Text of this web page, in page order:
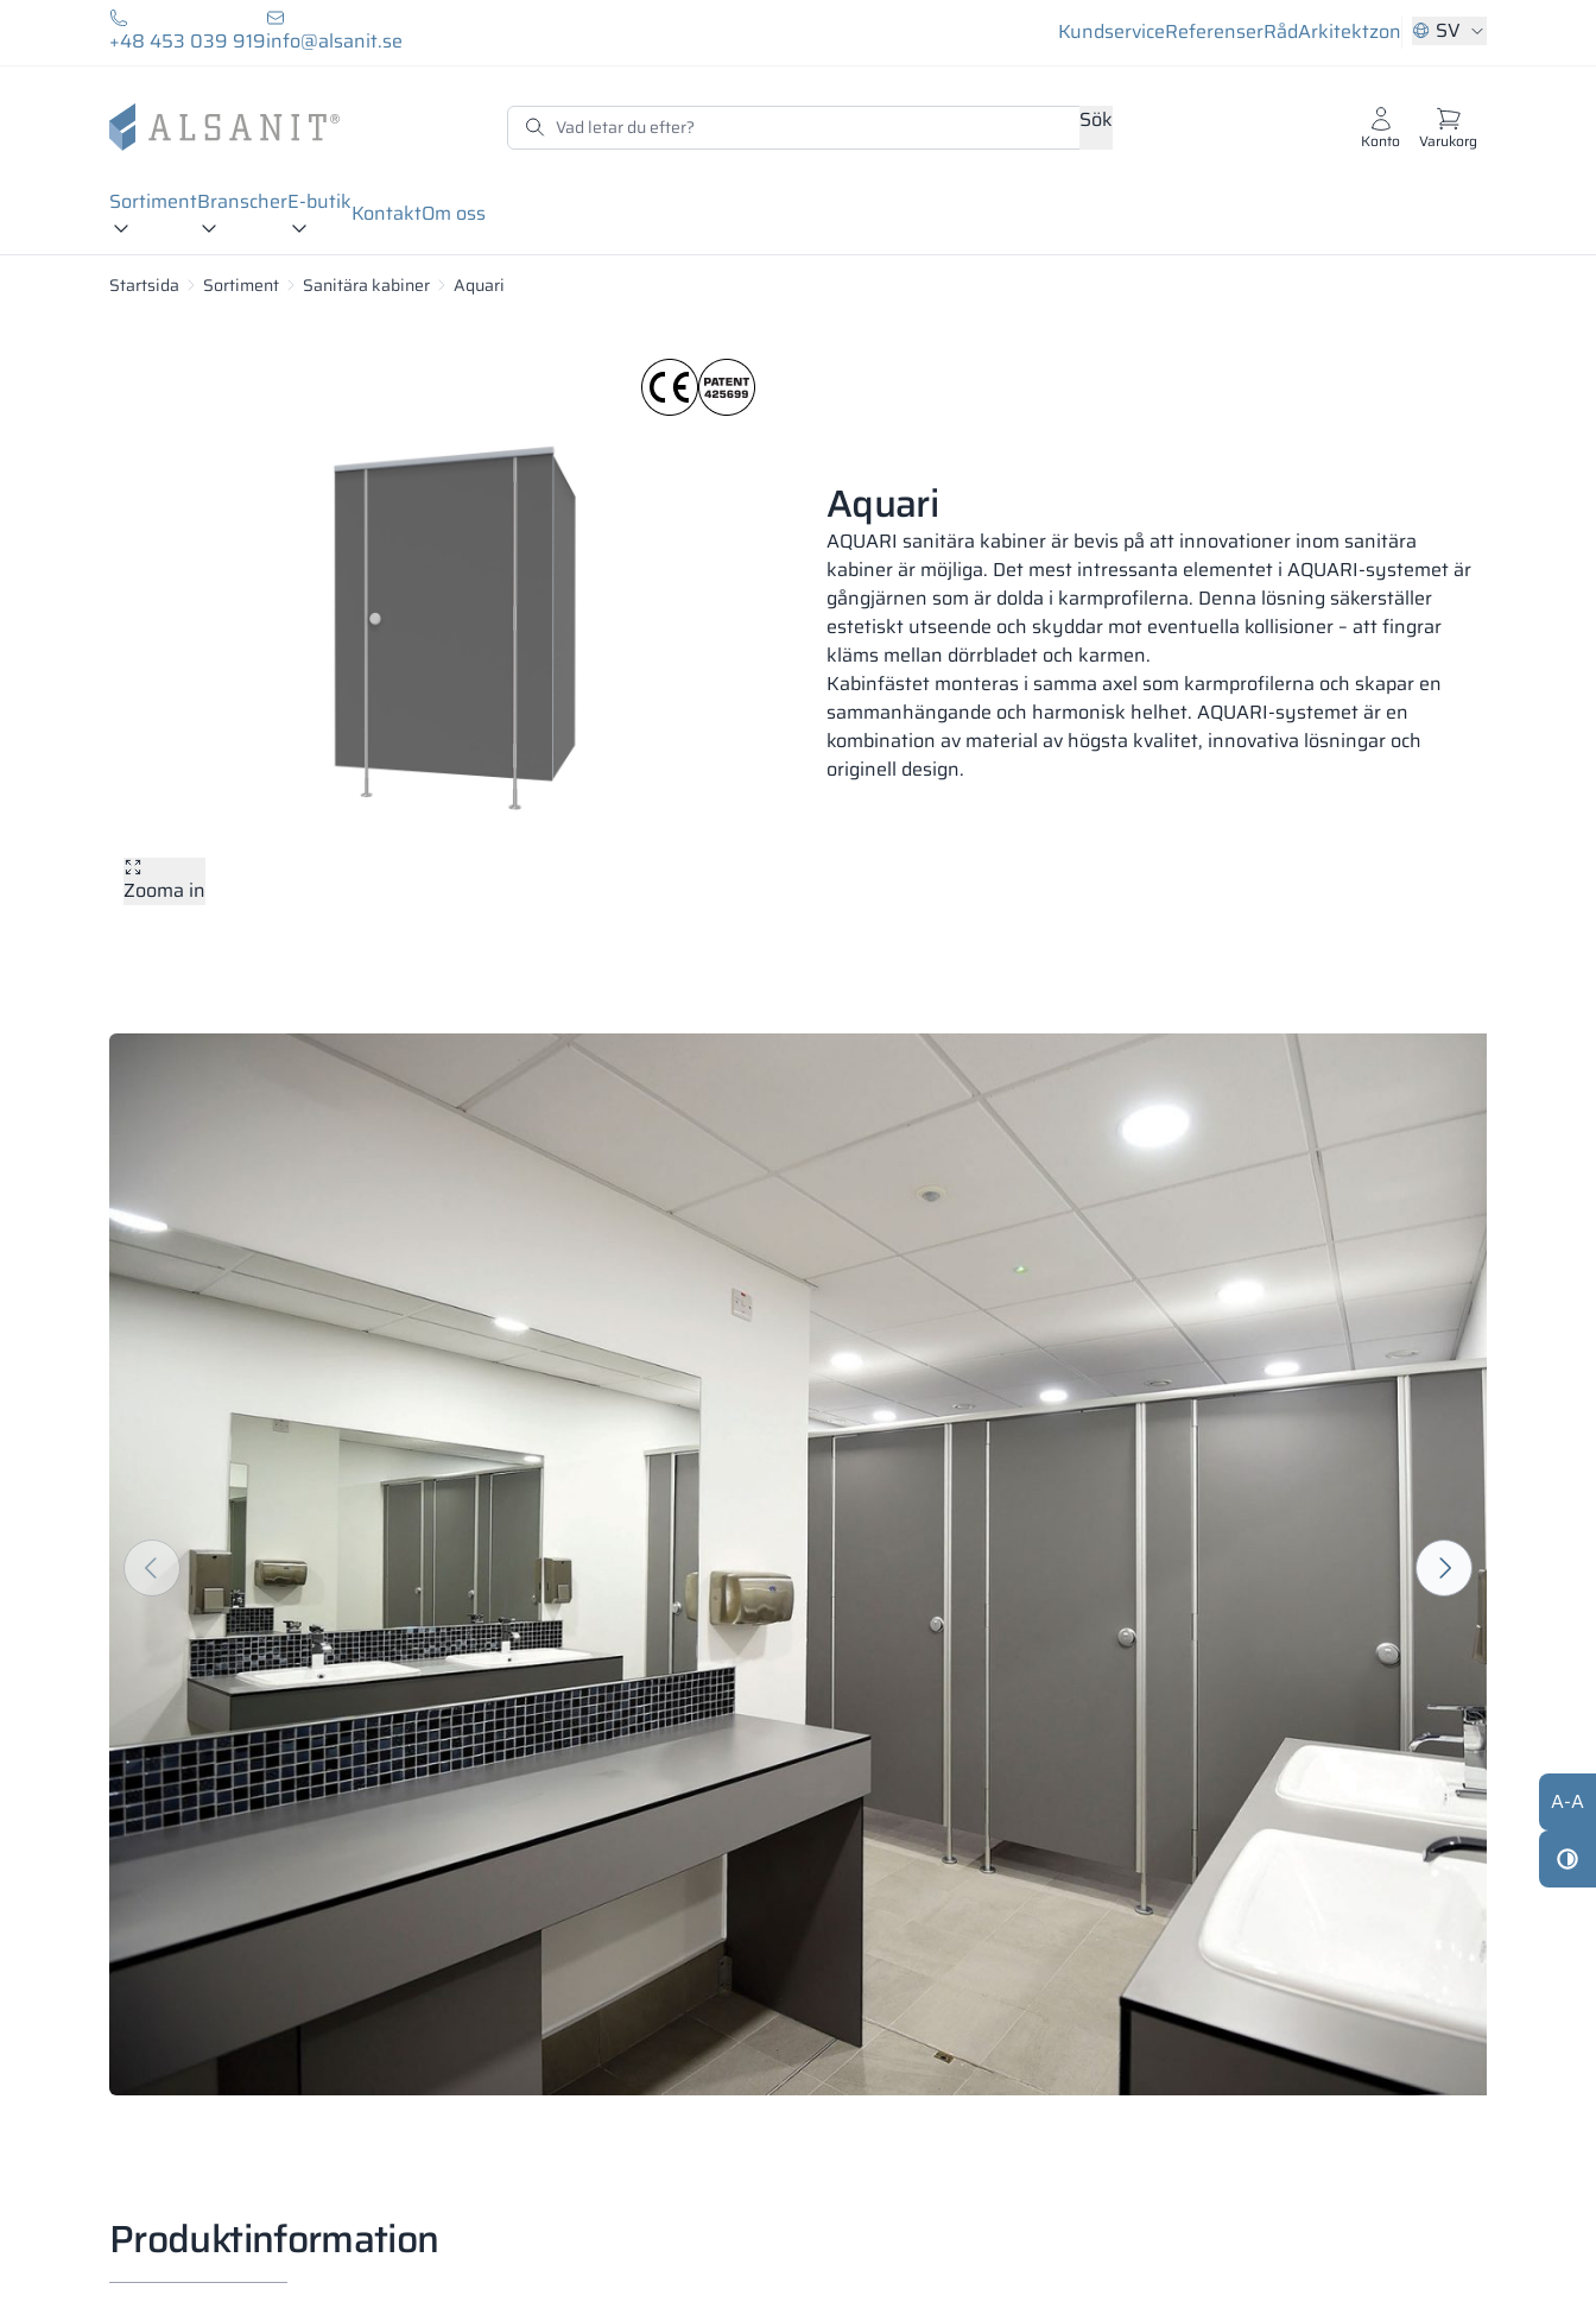
+48 453 039 919info@alsanit.se KundserviceReferenserRådArkitektzon SV
Sök
Konto Varukorg
SortimentBranscherE-butikKontaktOm oss
Startsida Sortiment Sanitära kabiner Aquari
Zooma in
Aquari
AQUARI sanitära kabiner är bevis på att innovationer inom sanitära
kabiner är möjliga. Det mest intressanta elementet i AQUARI-systemet är
gångjärnen som är dolda i karmprofilerna. Denna lösning säkerställer
estetiskt utseende och skyddar mot eventuella kollisioner – att fingrar
kläms mellan dörrbladet och karmen.
Kabinfästet monteras i samma axel som karmprofilerna och skapar en
sammanhängande och harmonisk helhet. AQUARI-systemet är en
kombination av material av högsta kvalitet, innovativa lösningar och
originell design.
Produktinformation
Laminerad spånskiva LPW är träspån pressade under hög temperatur och tryck med bindemedel. Dess ytskikt består av en dekorativ melaminbeläggning i ett brett utbud
av färger. Laminerad spånskiva är fuktbeständiga och skivans kant måste skyddas med profiler eller kantband.
Färgerna på materialen enligt RAL-klassificering är endast vägledande. Visade dekorer kan
avvika från de faktiska beroende på skärmens inställningar och egenskaper.
Skivfärger
18,28 mm
PERFECT GREY
RAL 7035
18,28 mm
PURE WHITE
RAL 9010
18 mm
CLASSIC BEIGE
RAL 1015
18 mm
DARK GREY
RAL 7037
BLUE BAY
RAL 5005
18 mm
WILD OAK
18 mm
PORTLAND ASH
RETRO OAK
A-A